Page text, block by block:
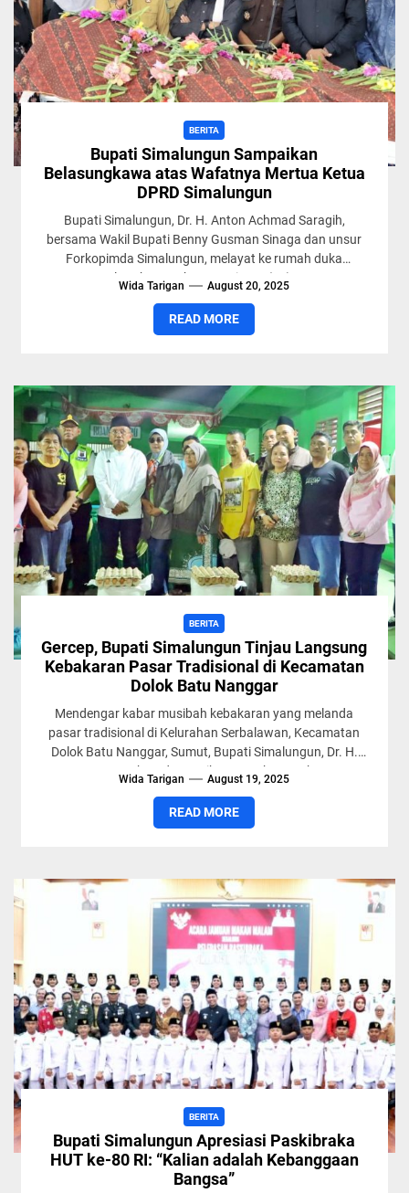
BERITA
Bupati Simalungun Sampaikan
Belasungkawa atas Wafatnya Mertua Ketua
DPRD Simalungun
Bupati Simalungun, Dr. H. Anton Achmad Saragih,
bersama Wakil Bupati Benny Gusman Sinaga dan unsur
Forkopimda Simalungun, melayat ke rumah duka
almarhum Rubeno Harianto (74)...
Wida Tarigan August 20, 2025
READ MORE
BERITA
Gercep, Bupati Simalungun Tinjau Langsung
Kebakaran Pasar Tradisional di Kecamatan
Dolok Batu Nanggar
Mendengar kabar musibah kebakaran yang melanda
pasar tradisional di Kelurahan Serbalawan, Kecamatan
Dolok Batu Nanggar, Sumut, Bupati Simalungun, Dr. H.
Anton Achmad Saragih, segera bergerak...
Wida Tarigan August 19, 2025
READ MORE
BERITA
Bupati Simalungun Apresiasi Paskibraka
HUT ke-80 RI: “Kalian adalah Kebanggaan
Bangsa”